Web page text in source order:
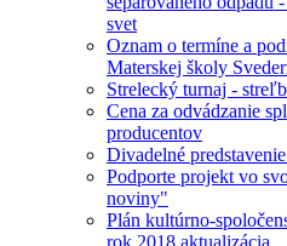
svet
Oznam o termíne a
Materskej školy
Strelecký turnaj -
Cena za odvádzanie
producentov
Divadelné
Podporte projekt vo
noviny"
Plán kultúrno-
rok 2018,aktualizácia